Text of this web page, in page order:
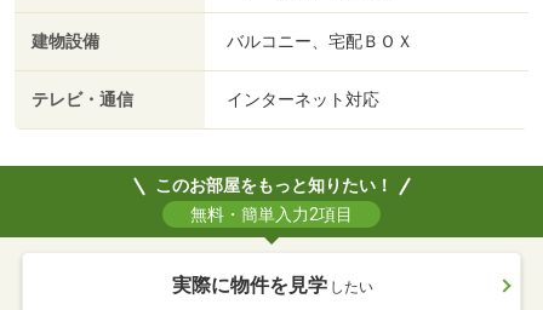
建物設備 バルコニー、宅配ＢＯＸ
テレビ・通信 インターネット対応
このお部屋をもっと知りたい！
無料・簡単入力2項目
実際に物件を見学 したい